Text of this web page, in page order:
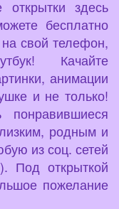
здесь
бесплатно
свой телефон,
Качайте
анимации
и не только!
родным и
из соц. сетей
Под открыткой
пожелание